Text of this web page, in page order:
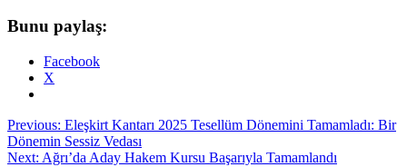
Bunu paylaş:
Facebook
X
Post
navigation
Previous: Eleşkirt Kantarı 2025 Tesellüm Dönemini Tamamladı: Bir
Dönemin Sessiz Vedası
Next: Ağrı’da Aday Hakem Kursu Başarıyla Tamamlandı